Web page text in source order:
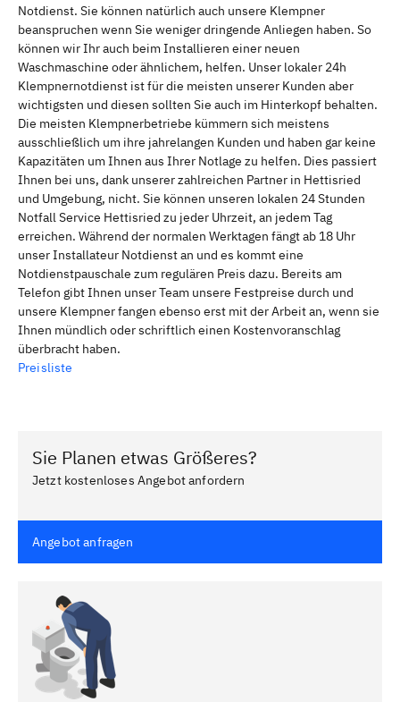
Notdienst. Sie können natürlich auch unsere Klempner
beanspruchen wenn Sie weniger dringende Anliegen haben. So
können wir Ihr auch beim Installieren einer neuen
Waschmaschine oder ähnlichem, helfen. Unser lokaler 24h
Klempnernotdienst ist für die meisten unserer Kunden aber
wichtigsten und diesen sollten Sie auch im Hinterkopf behalten.
Die meisten Klempnerbetriebe kümmern sich meistens
ausschließlich um ihre jahrelangen Kunden und haben gar keine
Kapazitäten um Ihnen aus Ihrer Notlage zu helfen. Dies passiert
Ihnen bei uns, dank unserer zahlreichen Partner in Hettisried
und Umgebung, nicht. Sie können unseren lokalen 24 Stunden
Notfall Service Hettisried zu jeder Uhrzeit, an jedem Tag
erreichen. Während der normalen Werktagen fängt ab 18 Uhr
unser Installateur Notdienst an und es kommt eine
Notdienstpauschale zum regulären Preis dazu. Bereits am
Telefon gibt Ihnen unser Team unsere Festpreise durch und
unsere Klempner fangen ebenso erst mit der Arbeit an, wenn sie
Ihnen mündlich oder schriftlich einen Kostenvoranschlag
überbracht haben.
Preisliste
Sie Planen etwas Größeres?
Jetzt kostenloses Angebot anfordern
Angebot anfragen